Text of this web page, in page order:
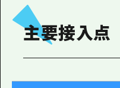
主要接入点